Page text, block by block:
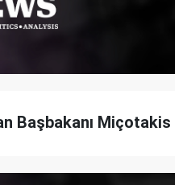
Başbakanı Miçotakis